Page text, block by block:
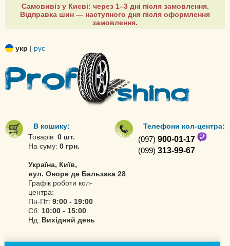
Самовивіз у Києві: через 1–3 дні після замовлення.
Відправка шин — наступного дня після оформлення
замовлення.
укр | рус
В кошику:
Товарів: 0 шт.
На суму: 0 грн.
Україна, Київ,
вул. Оноре де Бальзака 28
Графік роботи кол-
центра:
Пн-Пт: 9:00 - 19:00
Сб: 10:00 - 15:00
Нд: Вихідний день
Телефони кол-центра:
(097) 900-01-17
(099) 313-99-67